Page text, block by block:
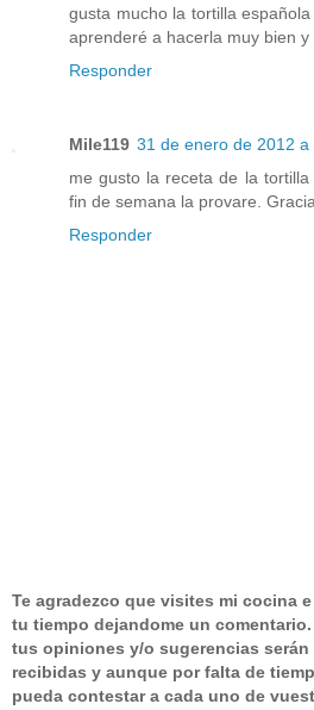
gusta mucho la tortilla
aprenderé a hacerla muy bien
Responder
Mile119 31 de enero de 2012 a
me gusto la receta de la
fin de semana la provare.
Responder
Te agradezco que visites mi cocina
tu tiempo dejandome un comentario.
tus opiniones y/o sugerencias serán
recibidas y aunque por falta de
pueda contestar a cada uno de